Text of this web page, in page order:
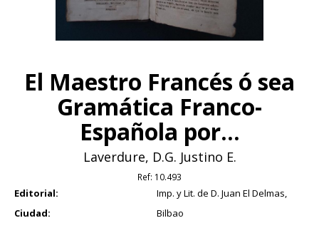
El Maestro Francés ó sea
Gramática Franco-
Española por...
Laverdure, D.G. Justino E.
Ref: 10.493
Editorial:
Imp. y Lit. de D. Juan El Delmas,
Ciudad:
Bilbao